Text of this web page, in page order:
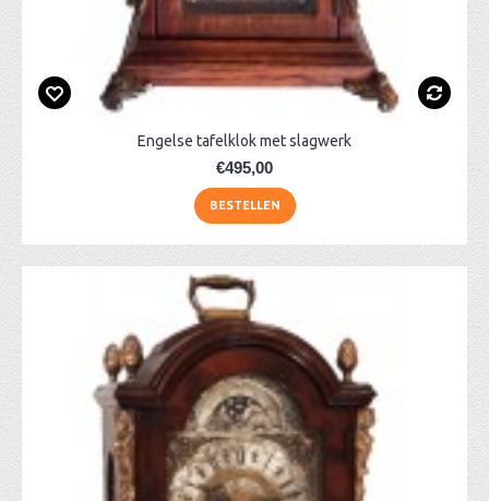
Engelse tafelklok met slagwerk
€495,00
BESTELLEN